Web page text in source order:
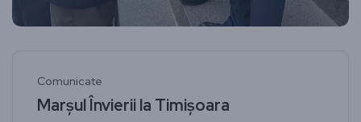
Comunicate
Marșul Învierii la Timișoara